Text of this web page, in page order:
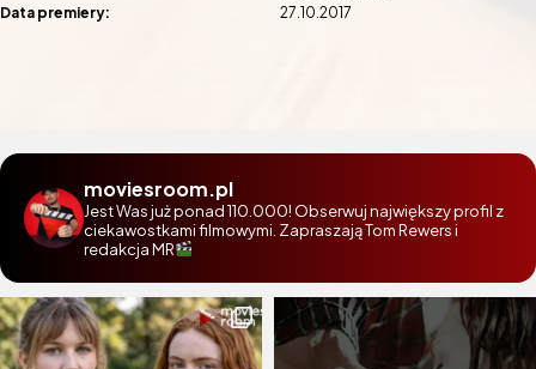
Data premiery:
27.10.2017
moviesroom.pl
Jest Was już ponad 110.000! Obserwuj największy profil z
ciekawostkami filmowymi. Zapraszają Tom Rewers i
redakcja MR